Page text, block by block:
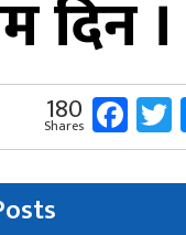
दिन ।
180
Shares